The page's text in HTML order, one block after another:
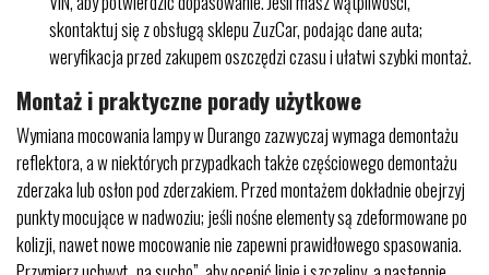
skontaktuj się z obsługą sklepu ZuzCar, podając dane auta;
weryfikacja przed zakupem oszczędzi czasu i ułatwi szybki montaż.
Montaż i praktyczne porady użytkowe
Wymiana mocowania lampy w Durango zazwyczaj wymaga demontażu
reflektora, a w niektórych przypadkach także częściowego demontażu
zderzaka lub osłon pod zderzakiem. Przed montażem dokładnie obejrzyj
punkty mocujące w nadwoziu; jeśli nośne elementy są zdeformowane po
kolizji, nawet nowe mocowanie nie zapewni prawidłowego spasowania.